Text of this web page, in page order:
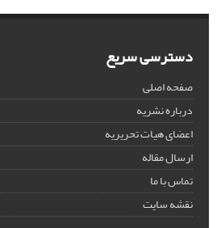
دسترسی سریع
صفحه اصلی
درباره نشریه
اعضای هیات تحریریه
ارسال مقاله
تماس با ما
نقشه سایت